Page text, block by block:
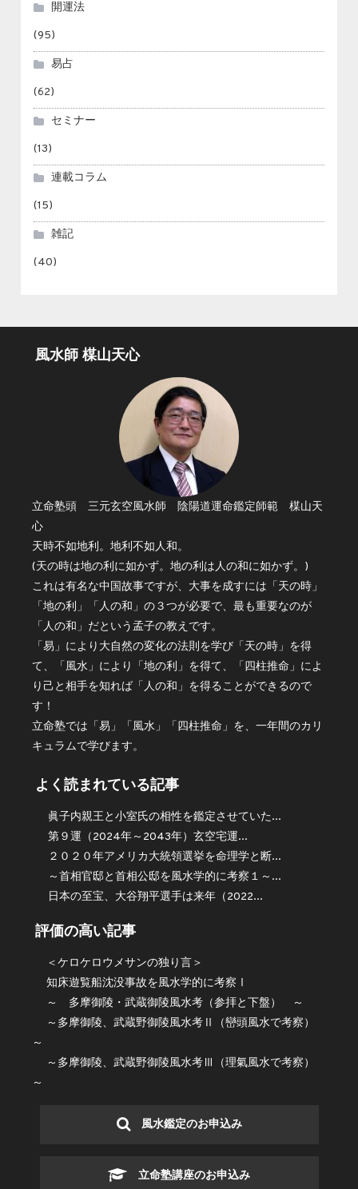
開運法
(95)
易占
(62)
セミナー
(13)
連載コラム
(15)
雑記
(40)
風水師 楳山天心
立命塾頭 三元玄空風水師 陰陽道運命鑑定師範 楳山天
心
天時不如地利。地利不如人和。
(天の時は地の利に如かず。地の利は人の和に如かず。)
これは有名な中国故事ですが、大事を成すには「天の時」
「地の利」「人の和」の３つが必要で、最も重要なのが
「人の和」だという孟子の教えです。
「易」により大自然の変化の法則を学び「天の時」を得
て、「風水」により「地の利」を得て、「四柱推命」によ
り己と相手を知れば「人の和」を得ることができるので
す！
立命塾では「易」「風水」「四柱推命」を、一年間のカリ
キュラムで学びます。
よく読まれている記事
眞子内親王と小室氏の相性を鑑定させていた...
第９運（2024年～2043年）玄空宅運...
２０２０年アメリカ大統領選挙を命理学と断...
～首相官邸と首相公邸を風水学的に考察１～...
日本の至宝、大谷翔平選手は来年（2022...
評価の高い記事
＜ケロケロウメサンの独り言＞
知床遊覧船沈没事故を風水学的に考察Ⅰ
～ 多摩御陵・武蔵御陵風水考（参拝と下盤） ～
～多摩御陵、武蔵野御陵風水考Ⅱ（巒頭風水で考察）
～
～多摩御陵、武蔵野御陵風水考Ⅲ（理氣風水で考察）
～
風水鑑定のお申込み
立命塾講座のお申込み